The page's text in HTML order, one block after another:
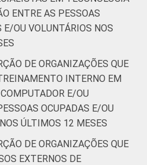
ENTRE AS PESSOAS
E/OU VOLUNTÁRIOS NOS
DE ORGANIZAÇÕES QUE
INTERNO EM
E/OU
OCUPADAS E/OU
ÚLTIMOS 12 MESES
DE ORGANIZAÇÕES QUE
EXTERNOS DE